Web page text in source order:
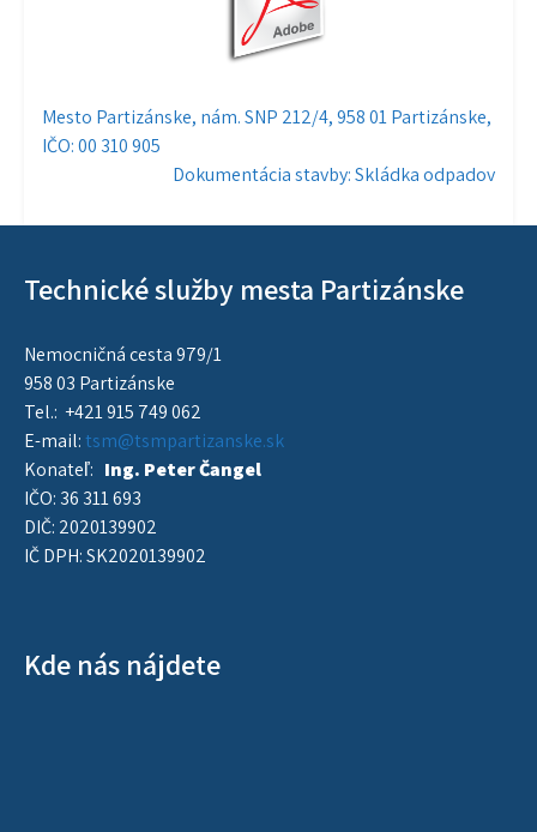
Navigácia
v
článku
Mesto Partizánske, nám. SNP 212/4, 958 01 Partizánske,
IČO: 00 310 905
Dokumentácia stavby: Skládka odpadov
Technické služby mesta Partizánske
Nemocničná cesta 979/1
958 03 Partizánske
Tel.: +421 915 749 062
E-mail:tsm@tsmpartizanske.sk
Konateľ: Ing. Peter Čangel
IČO: 36 311 693
DIČ: 2020139902
IČ DPH: SK2020139902
Kde nás nájdete